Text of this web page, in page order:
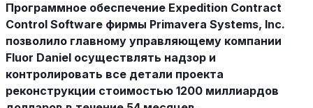
Программное обеспечение Expedition Contract
Control Software фирмы Primavera Systems, Inc.
позволило главному управляющему компании
Fluor Daniel осуществлять надзор и
контролировать все детали проекта
реконструкции стоимостью 1200 миллиардов